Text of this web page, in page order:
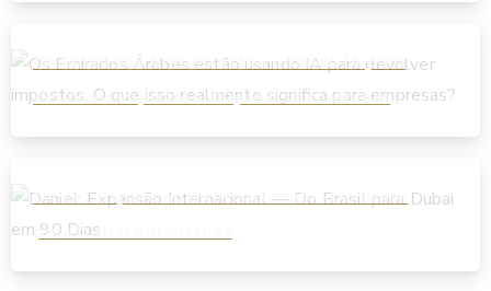
Os Emirados Árabes estão usando IA para
devolver impostos. O que isso realmente
Daniel: Expansão Internacional — Do Brasil
para Dubai em 90 Dias